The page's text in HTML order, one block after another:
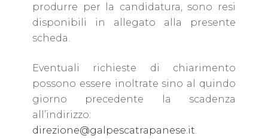
produrre per la candidatura, sono resi
disponibili in allegato alla presente
scheda.
Eventuali richieste di chiarimento
possono essere inoltrate sino al quindo
giorno precedente la scadenza
all’indirizzo:
direzione@galpescatrapanese.it